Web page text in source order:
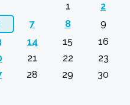
1
2
7 8
9
14 15
16
21 22
23
28 29
30